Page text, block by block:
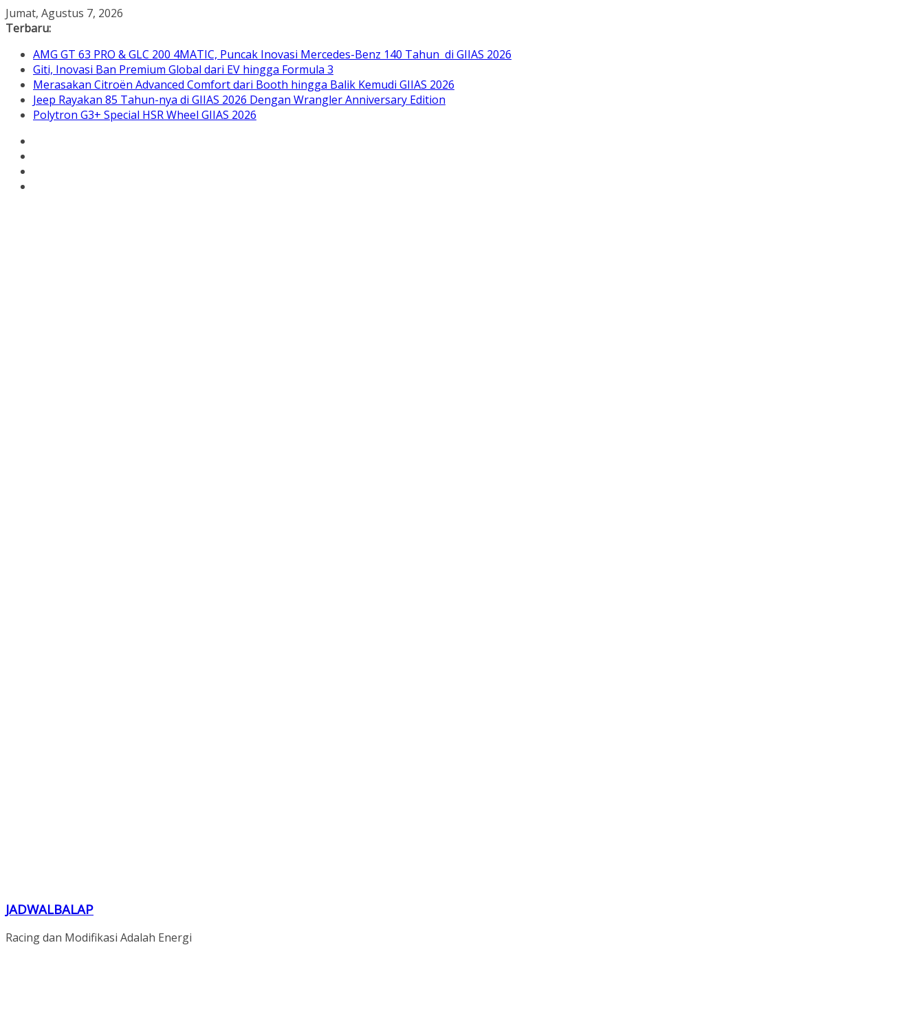
Skip
to
Jumat, Agustus 7, 2026
Terbaru:
AMG GT 63 PRO & GLC 200 4MATIC, Puncak Inovasi Mercedes-Benz 140 Tahun di GIIAS 2026
Giti, Inovasi Ban Premium Global dari EV hingga Formula 3
Merasakan Citroën Advanced Comfort dari Booth hingga Balik Kemudi GIIAS 2026
Jeep Rayakan 85 Tahun-nya di GIIAS 2026 Dengan Wrangler Anniversary Edition
Polytron G3+ Special HSR Wheel GIIAS 2026
JADWALBALAP
Racing dan Modifikasi Adalah Energi